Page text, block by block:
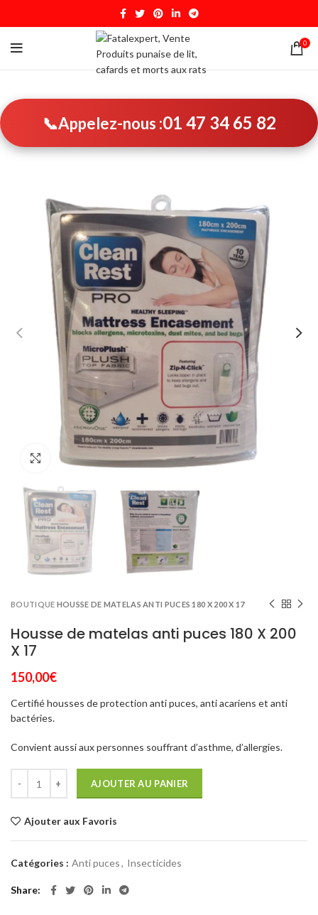
0
📞Appelez-nous :01 47 34 65 82
Click to enlarge
BOUTIQUE HOUSSE DE MATELAS ANTI PUCES 180 X 200 X 17
Housse de matelas anti puces 180 X 200
X 17
150,00€
Certifié housses de protection anti puces, anti acariens et anti
bactéries.
Convient aussi aux personnes souffrant d’asthme, d’allergies.
AJOUTER AU PANIER
Ajouter aux Favoris
Catégories : Anti puces, Insecticides
Share